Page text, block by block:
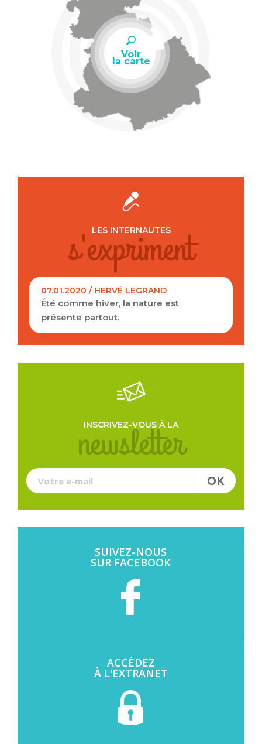
Voir
la carte
LES INTERNAUTES
s'expriment
07.01.2020 / HERVÉ LEGRAND
Été comme hiver, la nature est
présente partout.
INSCRIVEZ-VOUS À LA
newsletter
Votre e-mail OK
Je souhaite également recevoir la lettre
d'information de l'office du tourisme.
SUIVEZ-NOUS
SUR FACEBOOK
ACCÈDEZ
À L'EXTRANET